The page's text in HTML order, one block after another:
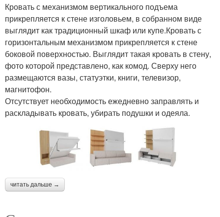
Кровать с механизмом вертикального подъема
прикрепляется к стене изголовьем, в собранном виде
выглядит как традиционный шкаф или купе.Кровать с
горизонтальным механизмом прикрепляется к стене
боковой поверхностью. Выглядит такая кровать в стену,
фото которой представлено, как комод. Сверху него
размещаются вазы, статуэтки, книги, телевизор,
магнитофон.
Отсутствует необходимость ежедневно заправлять и
раскладывать кровать, убирать подушки и одеяла.
читать дальше →